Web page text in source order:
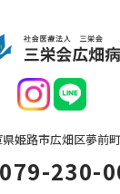
県姫路市広畑区夢前
079-230-